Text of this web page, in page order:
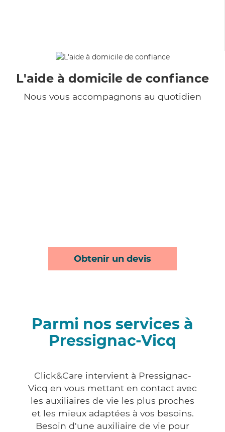
L'aide à domicile de confiance
Nous vous accompagnons au quotidien
Obtenir un devis
Parmi nos services à
Pressignac-Vicq
Click&Care intervient à Pressignac-
Vicq en vous mettant en contact avec
les auxiliaires de vie les plus proches
et les mieux adaptées à vos besoins.
Besoin d'une auxiliaire de vie pour